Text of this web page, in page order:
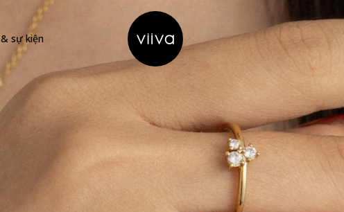
sự kiện Hello Viiva